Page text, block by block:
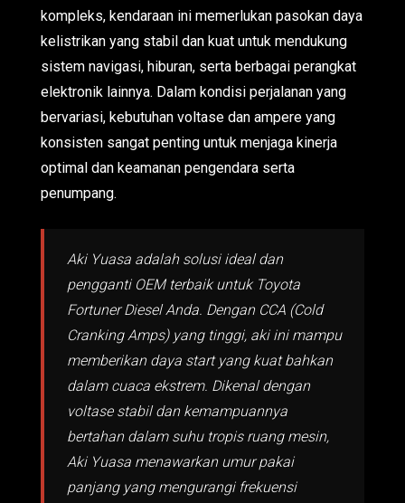
kompleks, kendaraan ini memerlukan pasokan daya
kelistrikan yang stabil dan kuat untuk mendukung
sistem navigasi, hiburan, serta berbagai perangkat
elektronik lainnya. Dalam kondisi perjalanan yang
bervariasi, kebutuhan voltase dan ampere yang
konsisten sangat penting untuk menjaga kinerja
optimal dan keamanan pengendara serta
penumpang.
Aki Yuasa adalah solusi ideal dan
pengganti OEM terbaik untuk Toyota
Fortuner Diesel Anda. Dengan CCA (Cold
Cranking Amps) yang tinggi, aki ini mampu
memberikan daya start yang kuat bahkan
dalam cuaca ekstrem. Dikenal dengan
voltase stabil dan kemampuannya
bertahan dalam suhu tropis ruang mesin,
Aki Yuasa menawarkan umur pakai
panjang yang mengurangi frekuensi